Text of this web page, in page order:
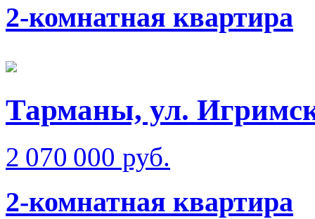
2-комнатная квартира
Тарманы, ул.
2 070 000 руб.
2-комнатная квартира